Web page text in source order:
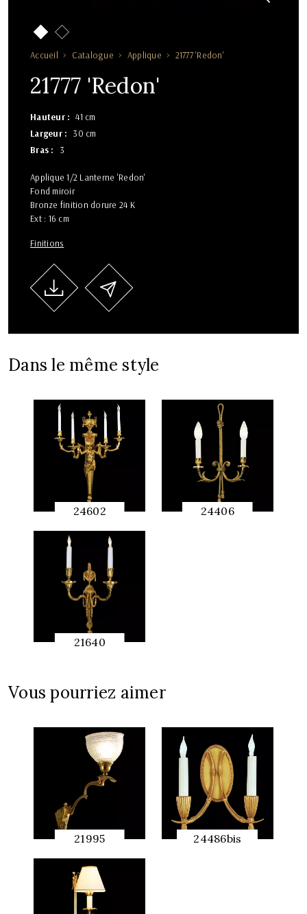
Accueil Catalogue Applique 21777 'Redon'
21777 'Redon'
Hauteur
41 cm
Largeur
30 cm
Bras
3
Applique 1/2 Lanterne 'Redon'
Fond miroir
Bronze finition dorure 24 K
Ext : 16 cm
Finitions
Dans le même style
24602
APERÇU
RAPIDE
24406
21640
Vous pourriez aimer
21995
APERÇU
RAPIDE
24486bis